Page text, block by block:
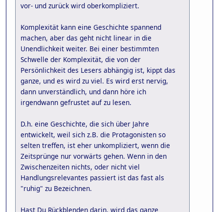
vor- und zurück wird oberkompliziert.
Komplexität kann eine Geschichte spannend
machen, aber das geht nicht linear in die
Unendlichkeit weiter. Bei einer bestimmten
Schwelle der Komplexität, die von der
Persönlichkeit des Lesers abhängig ist, kippt das
ganze, und es wird zu viel. Es wird erst nervig,
dann unverständlich, und dann höre ich
irgendwann gefrustet auf zu lesen.
D.h. eine Geschichte, die sich über Jahre
entwickelt, weil sich z.B. die Protagonisten so
selten treffen, ist eher unkompliziert, wenn die
Zeitsprünge nur vorwärts gehen. Wenn in den
Zwischenzeiten nichts, oder nicht viel
Handlungsrelevantes passiert ist das fast als
"ruhig" zu Bezeichnen.
Hast Du Rückblenden darin, wird das ganze